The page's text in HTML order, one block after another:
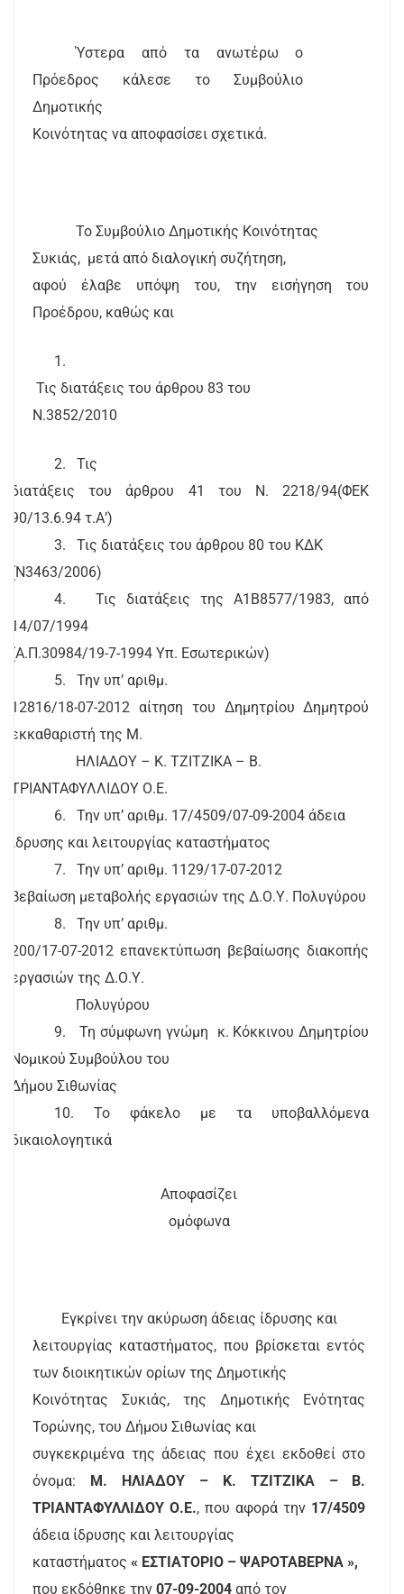
Ύστερα από τα ανωτέρω ο
Πρόεδρος κάλεσε το Συμβούλιο
Δημοτικής
Κοινότητας να αποφασίσει σχετικά.
Το Συμβούλιο Δημοτικής Κοινότητας
Συκιάς, μετά από διαλογική συζήτηση,
αφού έλαβε υπόψη του, την εισήγηση του
Προέδρου, καθώς και
1.
Τις διατάξεις του άρθρου 83 του
Ν.3852/2010
2.
Τις
διατάξεις του άρθρου 41 του Ν. 2218/94(ΦΕΚ
90/13.6.94 τ.Α’)
3.
Τις διατάξεις του άρθρου 80 του ΚΔΚ
(Ν3463/2006)
4.
Τις διατάξεις της Α1Β8577/1983, από
14/07/1994
(Α.Π.30984/19-7-1994 Υπ. Εσωτερικών)
5.
Την υπ’ αριθμ.
12816/18-07-2012 αίτηση του Δημητρίου Δημητρού
εκκαθαριστή της Μ.
ΗΛΙΑΔΟΥ – Κ. ΤΖΙΤΖΙΚΑ – Β.
ΤΡΙΑΝΤΑΦΥΛΛΙΔΟΥ Ο.Ε.
6.
Την υπ’ αριθμ. 17/4509/07-09-2004 άδεια
ίδρυσης και λειτουργίας καταστήματος
7.
Την υπ’ αριθμ. 1129/17-07-2012
βεβαίωση μεταβολής εργασιών της Δ.Ο.Υ. Πολυγύρου
8.
Την υπ’ αριθμ.
200/17-07-2012 επανεκτύπωση βεβαίωσης διακοπής
εργασιών της Δ.Ο.Υ.
Πολυγύρου
9.
Τη σύμφωνη γνώμη
κ. Κόκκινου Δημητρίου
Νομικού Συμβούλου του
Δήμου Σιθωνίας
10. Το φάκελο με τα υποβαλλόμενα
δικαιολογητικά
Αποφασίζει
ομόφωνα
Εγκρίνει την ακύρωση άδειας ίδρυσης και
λειτουργίας καταστήματος, που βρίσκεται εντός
των διοικητικών ορίων της Δημοτικής
Κοινότητας Συκιάς, της Δημοτικής Ενότητας
Τορώνης, του Δήμου Σιθωνίας και
συγκεκριμένα της άδειας που έχει εκδοθεί στο
όνομα: Μ. ΗΛΙΑΔΟΥ – Κ. ΤΖΙΤΖΙΚΑ – Β.
ΤΡΙΑΝΤΑΦΥΛΛΙΔΟΥ Ο.Ε., που αφορά την 17/4509
άδεια ίδρυσης και λειτουργίας
καταστήματος « ΕΣΤΙΑΤΟΡΙΟ – ΨΑΡΟΤΑΒΕΡΝΑ »,
που εκδόθηκε την 07-09-2004 από τον